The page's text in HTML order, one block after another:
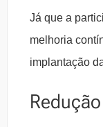
Já que a
melhoria
implantação